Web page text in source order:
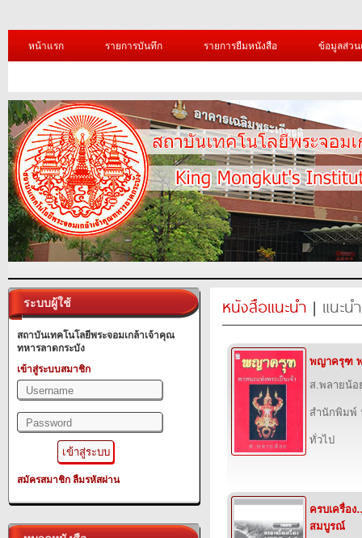
หน้าแรก รายการบันทึก รายการยืมหนังสือ ข้อมูลส่ว
ระบบผู้ใช้
สถาบันเทคโนโลยีพระจอมเกล้าเจ้าคุณ
ทหารลาดกระบัง
เข้าสู่ระบบสมาชิก
สมัครสมาชิก ลืมรหัสผ่าน
หนังสือแนะนำ | แนะน
พญาครุฑ พ
ส.พลายน้อ
สำนักพิมพ์
ทั่วไป
ครบเครื่อง
สมบูรณ์